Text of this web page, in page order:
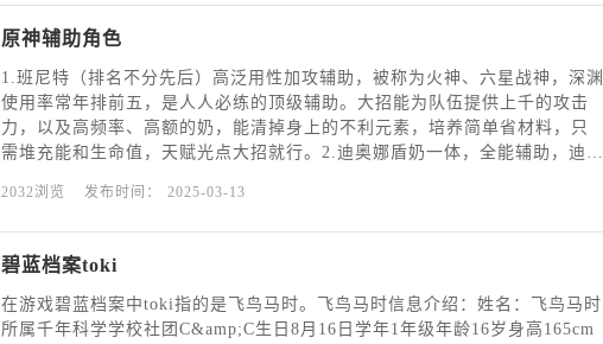
原神辅助角色
1.班尼特（排名不分先后）高泛用性加攻辅助，被称为火神、六星战神，深渊
使用率常年排前五，是人人必练的顶级辅助。大招能为队伍提供上千的攻击
力，以及高频率、高额的奶，能清掉身上的不利元素，培养简单省材料，只
需堆充能和生命值，天赋光点大招就行。2.迪奥娜盾奶一体，全能辅助，迪奥
消耗，降低敌人的攻击力；2命后能为队友套盾，是联机神技，毕竟是
2032浏览 发布时间： 2025-03-13
碧蓝档案toki
在游戏碧蓝档案中toki指的是飞鸟马时。飞鸟马时信息介绍：姓名：飞鸟马时
所属千年科学学校社团C&amp;C生日8月16日学年1年级年龄16岁身高165cm